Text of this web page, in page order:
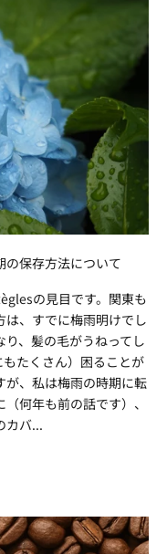
の保存方法について
の見目です。関東も
、すでに梅雨明けでし
、髪の毛がうねってし
たくさん）困ることが
が、私は梅雨の時期に転
何年も前の話です）、
カバ...